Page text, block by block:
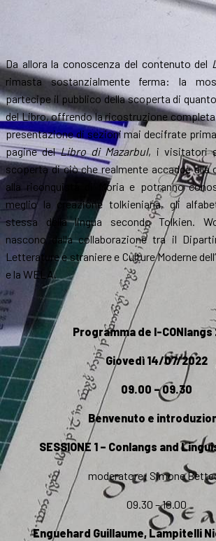
Da allora la conoscenza del contenuto del
rimasta sostanzialmente ferma: la
partecipe il pubblico della scoperta di
del Libro, offrendo la ricostruzione
presentazione di sezioni mai decifrate
pagine delLibro di Mazarbul, i visitatori
scoperta di ciò che realmente accadde alla
alla riconquista di Moria e potranno
meglio la creazione tolkieniana, gli
stessa della lingua secondo Tolkien.
nascono dalla collaborazione tra il
Letterature e straniere e Culture Moderne
e la WELA.
Programma de I-CONlangs
Giovedì 14/07/2022
09.00 – 09.30
Benvenuto e
SESSIONE 1 – Conlangs and
moderatore: Simone
09.30 – 10.00
Enguehard Guillaume, Lampitelli